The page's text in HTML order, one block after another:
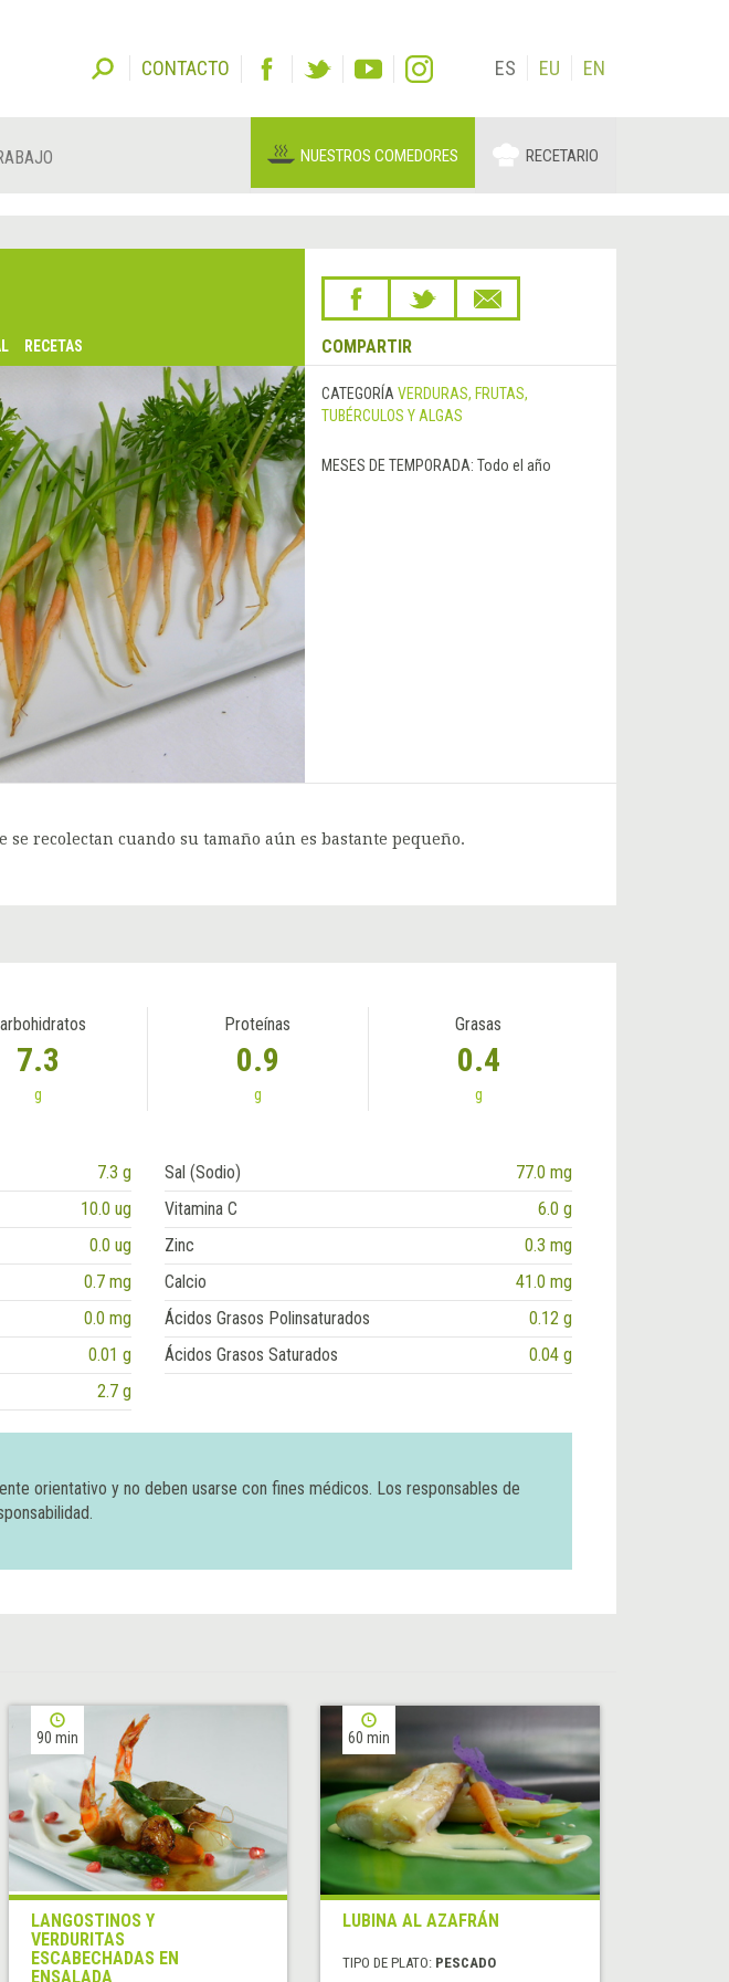
CONTACTO ES EU EN
NUESTROS COMEDORES RECETARIO
RECETAS COMPARTIR
CATEGORÍA VERDURAS, FRUTAS,
TUBÉRCULOS Y ALGAS
MESES DE TEMPORADA: Todo el año
recolectan cuando su tamaño aún es bastante pequeño.
7.3
g
Proteínas
0.9
g
Grasas
0.4
g
7.3 g Sal (Sodio)
77.0 mg
10.0 ug Vitamina C
6.0 g
0.0 ug Zinc
0.3 mg
0.7 mg Calcio
41.0 mg
0.0 mg Ácidos Grasos Polinsaturados
0.12 g
0.01 g Ácidos Grasos Saturados
0.04 g
2.7 g
orientativo y no deben usarse con fines médicos. Los responsables de
90 min
LANGOSTINOS Y
VERDURITAS
ESCABECHADAS EN
ENSALADA
60 min
LUBINA AL AZAFRÁN
TIPO DE PLATO: PESCADO